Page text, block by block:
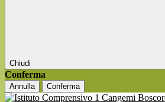
Chiudi
Conferma
Annulla Conferma